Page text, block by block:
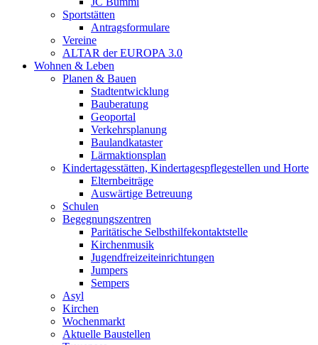
Sportstätten
Antragsformulare
Vereine
ALTAR der EUROPA 3.0
Wohnen & Leben
Planen & Bauen
Stadtentwicklung
Bauberatung
Geoportal
Verkehrsplanung
Baulandkataster
Lärmaktionsplan
Kindertagesstätten, Kindertagespflegestellen und Horte
Elternbeiträge
Auswärtige Betreuung
Schulen
Begegnungszentren
Paritätische Selbsthilfekontaktstelle
Kirchenmusik
Jugendfreizeiteinrichtungen
Jumpers
Sempers
Asyl
Kirchen
Wochenmarkt
Aktuelle Baustellen